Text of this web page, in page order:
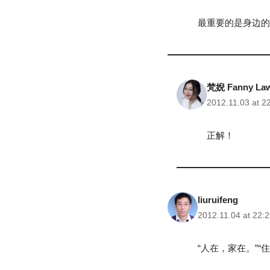
最重要的是身边
梵婗 Fanny
2012.11.03 at
正解！
liuruifeng
2012.11.04 at
“人在，家在。”“